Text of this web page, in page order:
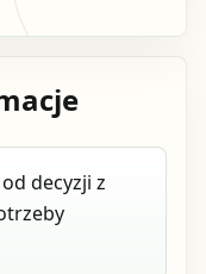
decyzji z